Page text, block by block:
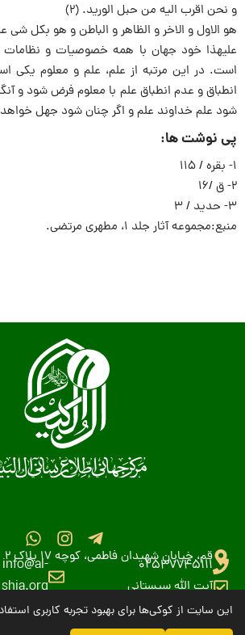
و نحن اقرب الیه من حبل الورید. (۲)
هو الاول و الاخر و الظاهر و الباطن و هو بکل شى
علیهذا خود جهان با همه خصوصیات و نظامات
است. در این مرتبه از علم، علم و معلوم یکى
انطباق و عدم انطباق علم با معلوم فرض شود و
شود علم خداوند علم و اگر چنان شود جهل
پی نوشت ها:
۱- بقره / ۱۱۵
۲- ق /۱۶
۳- حدید / ۳
منبع:مجموعه آثار جلد ۱، مطهرى مرتضى.
قم، خیابان شهیدان فاطمی، کوچه 17 پلاک 2
02537745111
آیت الله سیستانی
info@al-
shia.org
این سایت از کوکی‌ها برای بهبود تجربه کاربری